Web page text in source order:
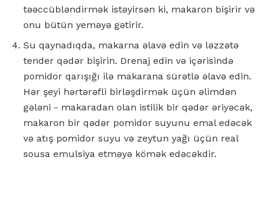
təəccübləndirmək istəyirsən ki, makaron bişirir və
onu bütün yeməyə gətirir.
Su qaynadıqda, makarna əlavə edin və ləzzətə
tender qədər bişirin. Drenaj edin və içərisində
pomidor qarışığı ilə makarana sürətlə əlavə edin.
Hər şeyi hərtərəfli birləşdirmək üçün əlimdən
gələni - makaradan olan istilik bir qədər əriyəcək,
makaron bir qədər pomidor suyunu emal edəcək
və atış pomidor suyu və zeytun yağı üçün real
sousa emulsiya etməyə kömək edəcəkdir.